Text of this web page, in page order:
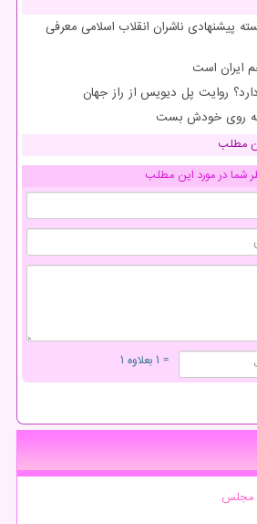
پیشنهادی ناشران انقلاب اسلامی معرفی
ایران است
روایت پل دیویس از راز جهان
به روی خودش بست
مطلب
شما در مورد این مطلب
= ۱ بعلاوه ۱
مجلس